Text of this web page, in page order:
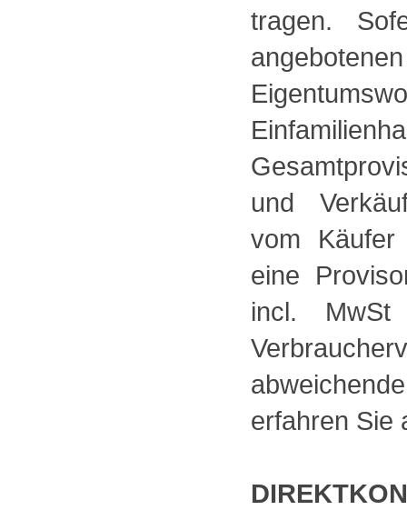
tragen.
und
vom Käufer
eine
incl.
erfahren Sie